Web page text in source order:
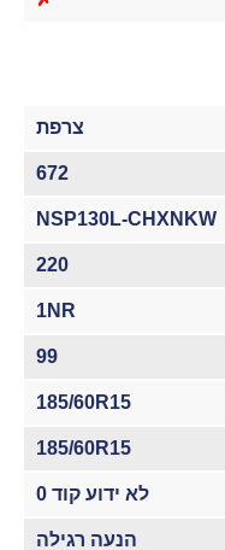
צרפת
672
NSP130L-CHXNKW
220
1NR
99
185/60R15
185/60R15
לא ידוע קוד 0
הנעה רגילה